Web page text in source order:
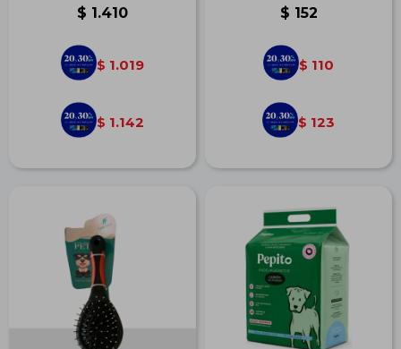
$ 1.410
$ 1.019
$ 1.142
$ 152
$ 110
$ 123